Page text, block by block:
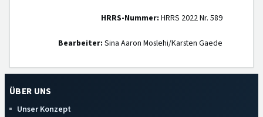
HRRS-Nummer: HRRS 2022 Nr. 589
Bearbeiter: Sina Aaron Moslehi/Karsten Gaede
ÜBER UNS
Unser Konzept